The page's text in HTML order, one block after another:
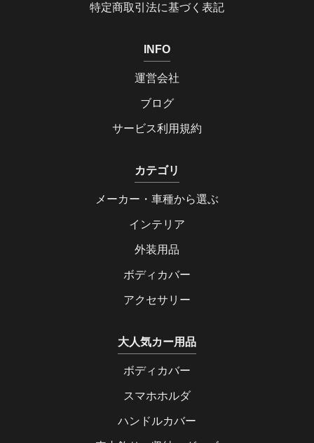
特定商取引法に基づく表記
INFO
運営会社
ブログ
サービス利用規約
カテゴリ
メーカー・車種から選ぶ
インテリア
外装用品
ボディカバー
アクセサリー
大人気カー用品
ボディカバー
スマホホルダ
ハンドルカバー